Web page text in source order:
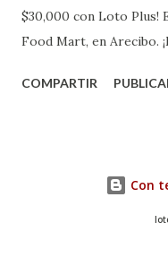
$30,000 con Loto Plus!
Food Mart, en Arecibo.
COMPARTIR
Con